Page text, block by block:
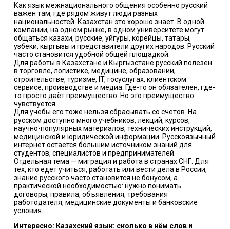
Как язык межнационального общения особенно русский
важен там, где рядом живут люди разных
национальностей. Казахстан это хорошо знает. В одной
компании, на одном рынке, в одном университете могут
общаться казахи, русские, уйгуры, корейцы, татары,
узбеки, кыргызы и представители других народов. Русский
часто становится удобной общей площадкой.
Для работы в Казахстане и Кыргызстане русский полезен
в торговле, логистике, медицине, образовании,
строительстве, туризме, IT, госуслугах, клиентском
сервисе, производстве и медиа. Где-то он обязателен, где-
то просто даёт преимущество. Но это преимущество
чувствуется.
Для учёбы его тоже нельзя сбрасывать со счетов. На
русском доступно много учебников, лекций, курсов,
научно-популярных материалов, технических инструкций,
медицинской и юридической информации. Русскоязычный
интернет остаётся большим источником знаний для
студентов, специалистов и предпринимателей.
Отдельная тема — миграция и работа в странах СНГ. Для
тех, кто едет учиться, работать или вести дела в России,
знание русского часто становится не бонусом, а
практической необходимостью: нужно понимать
договоры, правила, объявления, требования
работодателя, медицинские документы и банковские
условия.
Интересно: Казахский язык: сколько в нём слов и